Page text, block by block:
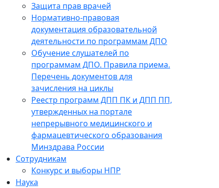
Защита прав врачей
Нормативно-правовая
документация образовательной
деятельности по программам ДПО
Обучение слушателей по
программам ДПО. Правила приема.
Перечень документов для
зачисления на циклы
Реестр программ ДПП ПК и ДПП ПП,
утвержденных на портале
непрерывного медицинского и
фармацевтического образования
Минздрава России
Сотрудникам
Конкурс и выборы НПР
Наука